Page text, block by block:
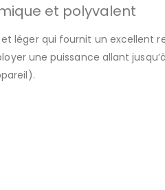
et polyvalent
léger qui fournit un
une puissance allant